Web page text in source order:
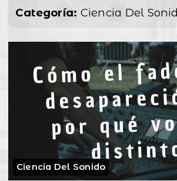
Categoría: Ciencia Del
Ciencia Del Sonido